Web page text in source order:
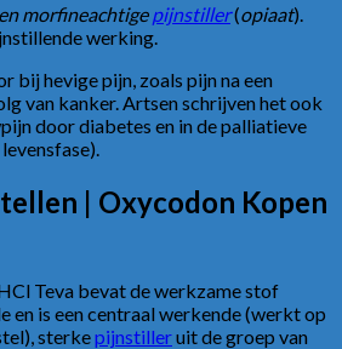
morfineachtigepijnstiller(opiaat).
werking.
bij hevige pijn, zoals pijn na een
van kanker. Artsen schrijven het ook
door diabetes en in de palliatieve
| Oxycodon Kopen
Teva bevat de werkzame stof
en is een centraal werkende (werkt op
sterkepijnstilleruit de groep van